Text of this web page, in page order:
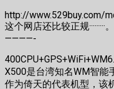
http://www.529buy.com/
这个网店还比较正规
————-
X500是台湾知名WM智能
作为倚天的代表机型，该